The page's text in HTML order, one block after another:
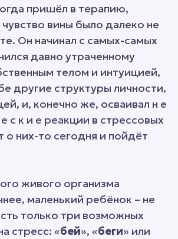
пришёл в терапию,
вины было далеко не
Он начинал с самых-самых
давно утраченному
телом и интуицией,
другие структуры личности,
и, конечно же, осваивал н е
е с к и е реакции в стрессовых
о них-то сегодня и пойдёт
живого организма
маленький ребёнок – не
только три возможных
стресс: «бей», «беги» или